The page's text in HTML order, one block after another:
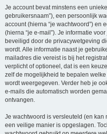
Je account bevat minstens een
gebruikersnaam”), een persoonlijk
account (hierna “je wachtwoord”) en
(hierna “je e-mail”). Je informatie
beveiligd door de privacywetgeving
wordt. Alle informatie naast je
mailadres die vereist is bij het
verplicht of optioneel, dat is een
zelf de mogelijkheid te bepalen
wordt weergegeven. Verder heb je
e-mails die automatisch worden
ontvangen.
Je wachtwoord is versleuteld (en
een veilige manier is opgeslagen.